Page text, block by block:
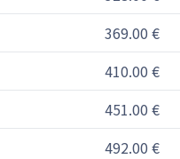
369.00 €
410.00 €
451.00 €
492.00 €